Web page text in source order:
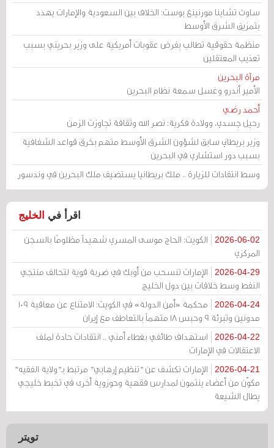
ساوث تشاينا مورنينغ بوست: الخلاف بين السعودية والإمارات يهدد
بتمزيق الشرق الأوسط
منظمة حقوقية تطالب بفرض عقوبات أمريكية على وزير بحريني بسبب
تعذيب المعتقلين
مرآة البحرين
الأمير أندرو وغسل سمعة نظام البحرين
أحمد رضي
رحيل جسدي، وولادة فكرية: نصر الله وثقافة تجاوزت الزمن
وزير بريطاني سابق لشؤون الشرق الأوسط متهم بخرق قواعد الشفافية
بسبب دور استشاري في البحرين
وسط انتقادات للزيارة .. ملك بريطانيا يستضيف ملك البحرين في وندسور
اقرأ في الخليج
2026-06-02
الكويت: الحاج موسى المسري شهيداً مظلومًا بالسجن
المركزي
2026-04-29
الإمارات تنسحب من أوبك في ضربة قوية لتحالف منتجي
النفط وسط خلافات بين دول الخليج
2026-04-24
محكمة «أمن الدولة» في الكويت: الامتناع عن معاقبة 109
مدونين وتبرئة 9 وحبس 18 متهماً بالتعاطف مع إيران
2026-04-22
استهداف طائفي بغطاء أمني .. انتقادات حادة لملف
الاعتقالات في الإمارات
2026-04-21
الإمارات تكشف عن "تنظيم إرهابي" مرتبط بـ"ولاية الفقيه"
مكوّن من أعضاء ينتمون لمدارس فقهية وحوزوية أخرى في تخبط خليجي
يطال الشيعة
تويتر